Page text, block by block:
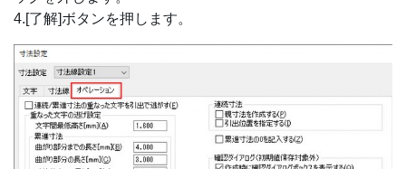
4.[了解]ボタンを押します。